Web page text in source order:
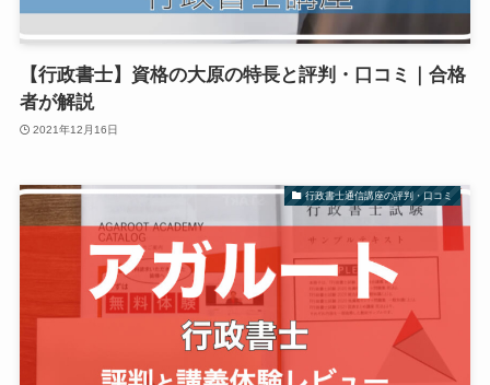
【行政書士】資格の大原の特長と評判・口コミ｜合格
者が解説
2021年12月16日
行政書士通信講座の評判・口コミ